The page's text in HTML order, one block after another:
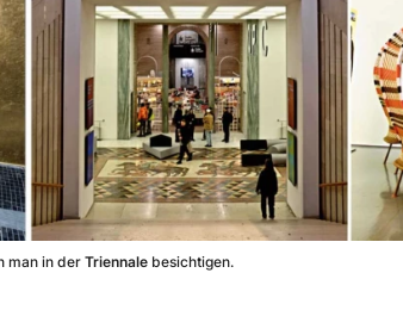
man in derTriennale besichtigen.